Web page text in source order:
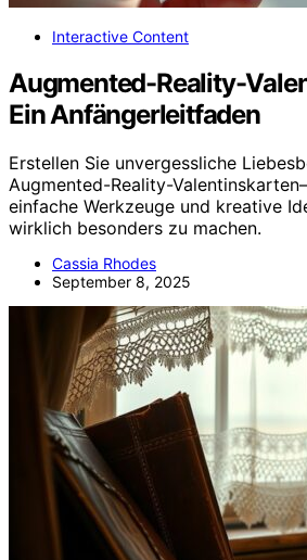
Interactive Content
Augmented-Reality-
Ein Anfängerleitfaden
Erstellen Sie unvergessliche
Augmented-Reality-
einfache Werkzeuge und kreative
wirklich besonders zu machen.
Cassia Rhodes
September 8, 2025